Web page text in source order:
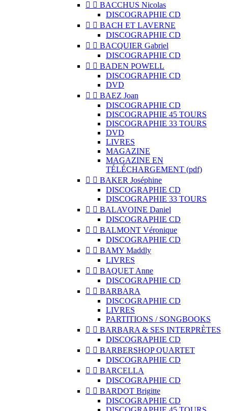
  BACCHUS Nicolas
DISCOGRAPHIE CD
  BACH ET LAVERNE
DISCOGRAPHIE CD
  BACQUIER Gabriel
DISCOGRAPHIE CD
  BADEN POWELL
DISCOGRAPHIE CD
DVD
  BAEZ Joan
DISCOGRAPHIE CD
DISCOGRAPHIE 45 TOURS
DISCOGRAPHIE 33 TOURS
DVD
LIVRES
MAGAZINE
MAGAZINE EN
TÉLÉCHARGEMENT (pdf)
  BAKER Joséphine
DISCOGRAPHIE CD
DISCOGRAPHIE 33 TOURS
  BALAVOINE Daniel
DISCOGRAPHIE CD
  BALMONT Véronique
DISCOGRAPHIE CD
  BAMY Maddly
LIVRES
  BAQUET Anne
DISCOGRAPHIE CD
  BARBARA
DISCOGRAPHIE CD
LIVRES
PARTITIONS / SONGBOOKS
  BARBARA & SES INTERPRÈTES
DISCOGRAPHIE CD
  BARBERSHOP QUARTET
DISCOGRAPHIE CD
  BARCELLA
DISCOGRAPHIE CD
  BARDOT Brigitte
DISCOGRAPHIE CD